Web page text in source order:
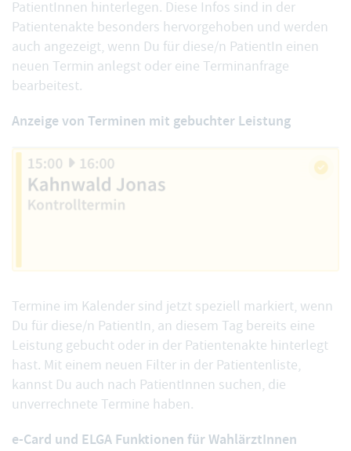
PatientInnen hinterlegen. Diese Infos sind in der
Patientenakte besonders hervorgehoben und werden
auch angezeigt, wenn Du für diese/n PatientIn einen
neuen Termin anlegst oder eine Terminanfrage
bearbeitest.
Anzeige von Terminen mit gebuchter Leistung
Termine im Kalender sind jetzt speziell markiert, wenn
Du für diese/n PatientIn, an diesem Tag bereits eine
Leistung gebucht oder in der Patientenakte hinterlegt
hast. Mit einem neuen Filter in der Patientenliste,
kannst Du auch nach PatientInnen suchen, die
unverrechnete Termine haben.
e-Card und ELGA Funktionen für WahlärztInnen